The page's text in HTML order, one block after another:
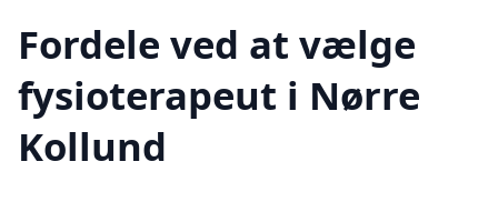
Fordele ved at vælge
fysioterapeut i Nørre
Kollund